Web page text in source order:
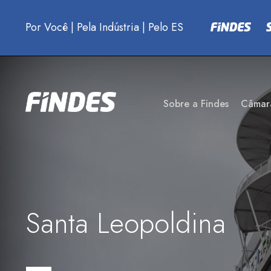
Por Você | Pela Indústria | Pelo ES
Sobre a Findes
Santa Leopoldina